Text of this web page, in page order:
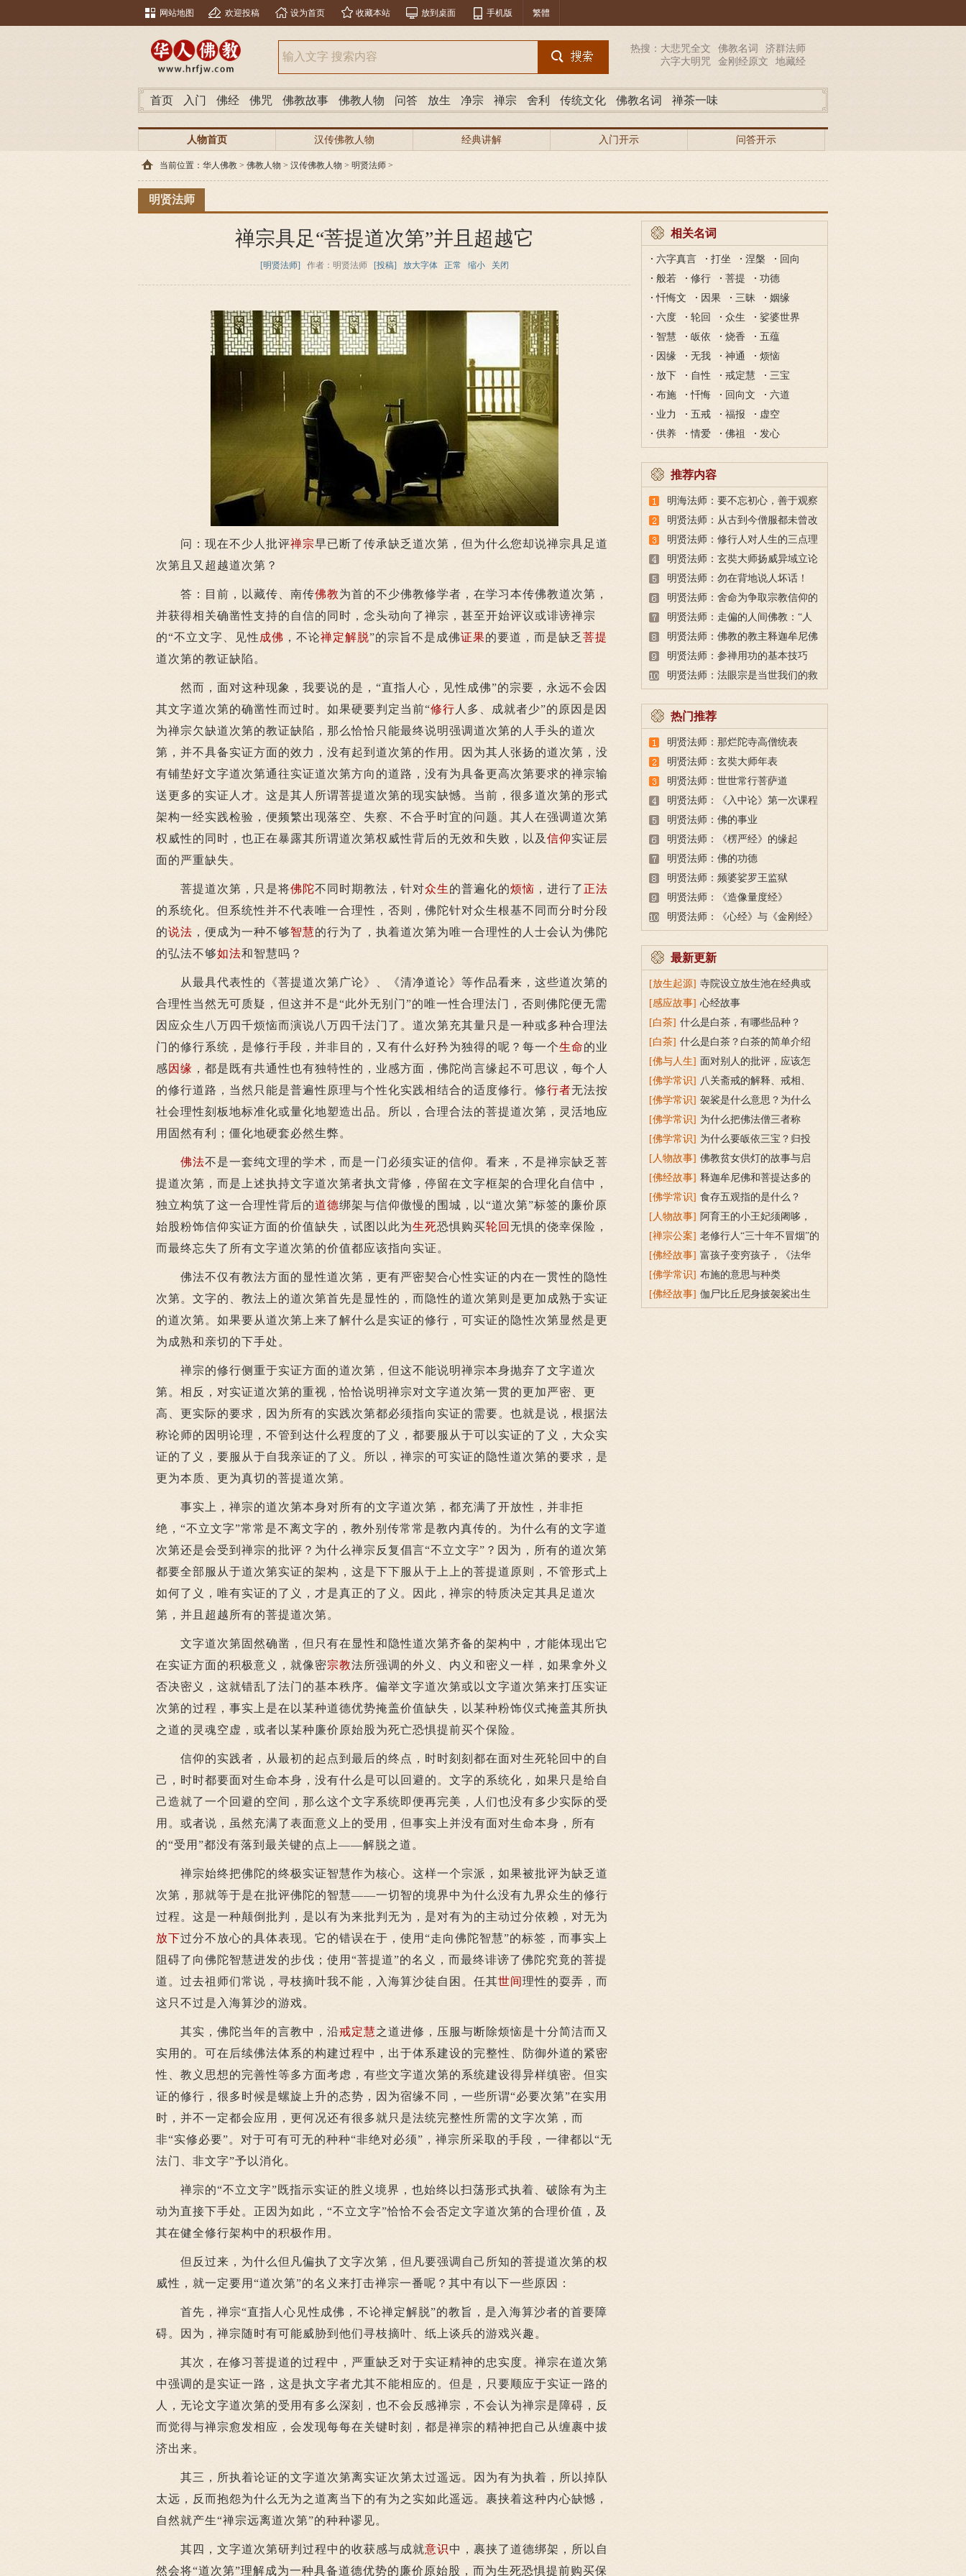
网站地图 欢迎投稿 设为首页 收藏本站 放到桌面 手机版 繁體
热搜： 大悲咒全文 佛教名词
济群法师
六字大明咒
金刚经原文 地藏经
首页 入门 佛经 佛咒 佛教故事 佛教人物 问答 放生 净宗 禅宗 舍利 传统文化 佛教名词 禅茶一味
人物首页 汉传佛教人物 经典讲解 入门开示 问答开示
当前位置： 华人佛教 > 佛教人物 > 汉传佛教人物 > 明贤法师 >
明贤法师
禅宗具足“菩提道次第”并且超越它
[明贤法师] 作者：明贤法师 [投稿] 放大字体 正常 缩小 关闭
问：现在不少人批评禅宗早已断了传承缺乏道次第，但为什么您却说禅宗具足道
次第且又超越道次第？
答：目前，以藏传、南传佛教为首的不少佛教修学者，在学习本传佛教道次第，
并获得相关确凿性支持的自信的同时，念头动向了禅宗，甚至开始评议或诽谤禅宗
的“不立文字、见性 成佛 ，不论禅定解脱”的宗旨不是成佛证果的要道，而是缺乏 菩提
道次第的教证缺陷。
然而，面对这种现象，我要说的是，“直指人心，见性成佛”的宗要，永远不会因
其文字道次第的确凿性而过时。如果硬要判定当前“修行 人多、成就者少”的原因是因
为禅宗欠缺道次第的教证缺陷，那么恰恰只能最终说明强调道次第的人手头的道次
第，并不具备实证方面的效力，没有起到道次第的作用。因为其人张扬的道次第，没
有铺垫好文字道次第通往实证道次第方向的道路，没有为具备更高次第要求的禅宗输
送更多的实证人才。这是其人所谓菩提道次第的现实缺憾。当前，很多道次第的形式
架构一经实践检验，便频繁出现落空、失察、不合乎时宜的问题。其人在强调道次第
权威性的同时，也正在暴露其所谓道次第权威性背后的无效和失败，以及 信仰实证层
面的严重缺失。
菩提道次第，只是将佛陀不同时期教法，针对众生的普遍化的烦恼 ，进行了 正法
的系统化。但系统性并不代表唯一合理性，否则，佛陀针对众生根基不同而分时分段
的说法 ，便成为一种不够智慧的行为了，执着道次第为唯一合理性的人士会认为佛陀
的弘法不够如法和智慧吗？
从最具代表性的《菩提道次第广论》、《清净道论》等作品看来，这些道次第的
合理性当然无可质疑，但这并不是“此外无别门”的唯一性合理法门，否则佛陀便无需
因应众生八万四千烦恼而演说八万四千法门了。道次第充其量只是一种或多种合理法
门的修行系统，是修行手段，并非目的，又有什么好矜为独得的呢？每一个生命的业
感因缘 ，都是既有共通性也有独特性的，业感方面，佛陀尚言缘起不可思议，每个人
的修行道路，当然只能是普遍性原理与个性化实践相结合的适度修行。修行者无法按
社会理性刻板地标准化或量化地塑造出品。所以，合理合法的菩提道次第，灵活地应
用固然有利；僵化地硬套必然生弊。
佛法不是一套纯文理的学术，而是一门必须实证的信仰。看来，不是禅宗缺乏菩
提道次第，而是上述执持文字道次第者执文背修，停留在文字框架的合理化自信中，
独立构筑了这一合理性背后的道德绑架与信仰傲慢的围城，以“道次第”标签的廉价原
始股粉饰信仰实证方面的价值缺失，试图以此为生死恐惧购买轮回 无惧的侥幸保险，
而最终忘失了所有文字道次第的价值都应该指向实证。
佛法不仅有教法方面的显性道次第，更有严密契合心性实证的内在一贯性的隐性
次第。文字的、教法上的道次第首先是显性的，而隐性的道次第则是更加成熟于实证
的道次第。如果要从道次第上来了解什么是实证的修行，可实证的隐性次第显然是更
为成熟和亲切的下手处。
禅宗的修行侧重于实证方面的道次第，但这不能说明禅宗本身抛弃了文字道次
第。相反，对实证道次第的重视，恰恰说明禅宗对文字道次第一贯的更加严密、更
高、更实际的要求，因为所有的实践次第都必须指向实证的需要。也就是说，根据法
称论师的因明论理，不管到达什么程度的了义，都要服从于可以实证的了义，大众实
证的了义，要服从于自我亲证的了义。所以，禅宗的可实证的隐性道次第的要求，是
更为本质、更为真切的菩提道次第。
事实上，禅宗的道次第本身对所有的文字道次第，都充满了开放性，并非拒
绝，“不立文字”常常是不离文字的，教外别传常常是教内真传的。为什么有的文字道
次第还是会受到禅宗的批评？为什么禅宗反复倡言“不立文字”？因为，所有的道次第
都要全部服从于道次第实证的架构，这是下下服从于上上的菩提道原则，不管形式上
如何了义，唯有实证的了义，才是真正的了义。因此，禅宗的特质决定其具足道次
第，并且超越所有的菩提道次第。
文字道次第固然确凿，但只有在显性和隐性道次第齐备的架构中，才能体现出它
在实证方面的积极意义，就像密宗教法所强调的外义、内义和密义一样，如果拿外义
否决密义，这就错乱了法门的基本秩序。偏举文字道次第或以文字道次第来打压实证
次第的过程，事实上是在以某种道德优势掩盖价值缺失，以某种粉饰仪式掩盖其所执
之道的灵魂空虚，或者以某种廉价原始股为死亡恐惧提前买个保险。
信仰的实践者，从最初的起点到最后的终点，时时刻刻都在面对生死轮回中的自
己，时时都要面对生命本身，没有什么是可以回避的。文字的系统化，如果只是给自
己造就了一个回避的空间，那么这个文字系统即便再完美，人们也没有多少实际的受
用。或者说，虽然充满了表面意义上的受用，但事实上并没有面对生命本身，所有
的“受用”都没有落到最关键的点上——解脱之道。
禅宗始终把佛陀的终极实证智慧作为核心。这样一个宗派，如果被批评为缺乏道
次第，那就等于是在批评佛陀的智慧——一切智的境界中为什么没有九界众生的修行
过程。这是一种颠倒批判，是以有为来批判无为，是对有为的主动过分依赖，对无为
放下过分不放心的具体表现。它的错误在于，使用“走向佛陀智慧”的标签，而事实上
阻碍了向佛陀智慧进发的步伐；使用“菩提道”的名义，而最终诽谤了佛陀究竟的菩提
道。过去祖师们常说，寻枝摘叶我不能，入海算沙徒自困。任其世间理性的耍弄，而
这只不过是入海算沙的游戏。
其实，佛陀当年的言教中，沿戒定慧之道进修，压服与断除烦恼是十分简洁而又
实用的。可在后续佛法体系的构建过程中，出于体系建设的完整性、防御外道的紧密
性、教义思想的完善性等多方面考虑，有些文字道次第的系统建设得异样缜密。但实
证的修行，很多时候是螺旋上升的态势，因为宿缘不同，一些所谓“必要次第”在实用
时，并不一定都会应用，更何况还有很多就只是法统完整性所需的文字次第，而
非“实修必要”。对于可有可无的种种“非绝对必须”，禅宗所采取的手段，一律都以“无
法门、非文字”予以消化。
禅宗的“不立文字”既指示实证的胜义境界，也始终以扫荡形式执着、破除有为主
动为直接下手处。正因为如此，“不立文字”恰恰不会否定文字道次第的合理价值，及
其在健全修行架构中的积极作用。
但反过来，为什么但凡偏执了文字次第，但凡要强调自己所知的菩提道次第的权
威性，就一定要用“道次第”的名义来打击禅宗一番呢？其中有以下一些原因：
首先，禅宗“直指人心见性成佛，不论禅定解脱”的教旨，是入海算沙者的首要障
碍。因为，禅宗随时有可能威胁到他们寻枝摘叶、纸上谈兵的游戏兴趣。
其次，在修习菩提道的过程中，严重缺乏对于实证精神的忠实度。禅宗在道次第
中强调的是实证一路，这是执文字者尤其不能相应的。但是，只要顺应于实证一路的
人，无论文字道次第的受用有多么深刻，也不会反感禅宗，不会认为禅宗是障碍，反
而觉得与禅宗愈发相应，会发现每每在关键时刻，都是禅宗的精神把自己从缠裹中拔
济出来。
其三，所执着论证的文字道次第离实证次第太过遥远。因为有为执着，所以掉队
太远，反而抱怨为什么无为之道离当下的有为之实如此遥远。裹挟着这种内心缺憾，
自然就产生“禅宗远离道次第”的种种谬见。
其四，文字道次第研判过程中的收获感与成就意识中，裹挟了道德绑架，所以自
然会将“道次第”理解成为一种具备道德优势的廉价原始股，而为生死恐惧提前购买保
相关名词
六字真言 打坐 涅槃
回向
般若
修行 菩提
功德
忏悔文
因果 三昧
姻缘
六度
轮回 众生
娑婆世界
智慧
皈依 烧香
五蕴
因缘
无我 神通
烦恼
放下
自性 戒定慧
三宝
布施
忏悔 回向文
六道
业力
五戒 福报
虚空
供养
情爱 佛祖 发心
推荐内容
明海法师：要不忘初心，善于观察
因缘、随顺因缘
明贤法师：从古到今僧服都未曾改
变 为什么说僧服是无价宝？
明贤法师：修行人对人生的三点理
解 进入禅修境界的重要常识
明贤法师：玄奘大师扬威异域立论
高明一字不易
明贤法师：勿在背地说人坏话！
明贤法师：舍命为争取宗教信仰的
弥光老和尚
明贤法师：走偏的人间佛教：“人
成即佛成”讹误半世纪
明贤法师：佛教的教主释迦牟尼佛
明贤法师：参禅用功的基本技巧
明贤法师：法眼宗是当世我们的救
热门推荐
明贤法师：那烂陀寺高僧统表
明贤法师：玄奘大师年表
明贤法师：世世常行菩萨道
明贤法师：《入中论》第一次课程
第一讲之：略谈“法”
明贤法师：佛的事业
明贤法师：《楞严经》的缘起
明贤法师：佛的功德
明贤法师：频婆娑罗王监狱
明贤法师：《造像量度经》
明贤法师：《心经》与《金刚经》
最新更新
[放生起源] 寺院设立放生池在经典或
传统上有什么根据？
[感应故事] 心经故事
[白茶] 什么是白茶，有哪些品种？
[白茶] 什么是白茶？白茶的简单介绍
[佛与人生] 面对别人的批评，应该怎
么做？
[佛学常识] 八关斋戒的解释、戒相、
功德利益
[佛学常识] 袈裟是什么意思？为什么
叫福田衣？
[佛学常识] 为什么把佛法僧三者称
为“宝”？
[佛学常识] 为什么要皈依三宝？归投
三宝令身心安稳
[人物故事] 佛教贫女供灯的故事与启
示
[佛经故事] 释迦牟尼佛和菩提达多的
双头鸟故事
[佛学常识] 食存五观指的是什么？
[人物故事] 阿育王的小王妃须阇哆，
持戒穿素服得宝珠
[禅宗公案] 老修行人“三十年不冒烟”的
故事
[佛经故事] 富孩子变穷孩子，《法华
经》穷子喻的故事
[佛学常识] 布施的意思与种类
[佛经故事] 伽尸比丘尼身披袈裟出生